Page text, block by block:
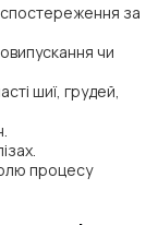
спостереження за
чи
шиї, грудей,
процесу